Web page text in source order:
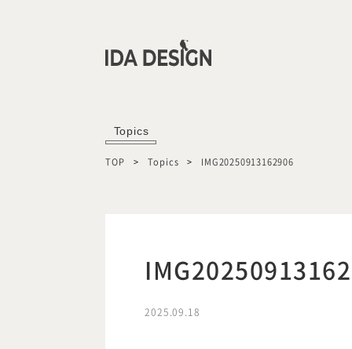
Topics
TOP Topics IMG20250913162906
2025.09.18